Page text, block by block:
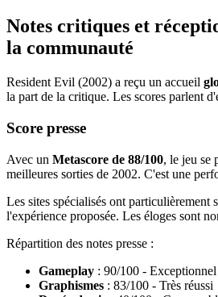
Notes critiques et
la communauté
Resident Evil (2002) a reçu un accueil
la part de la critique. Les scores parlent
Score presse
Avec un Metascore de 88/100, le jeu se
meilleures sorties de 2002. C'est une
Les sites spécialisés ont particulièrement
l'expérience proposée. Les éloges sont
Répartition des notes presse :
Gameplay : 90/100 - Exceptionnel
Graphismes : 83/100 - Très réussi